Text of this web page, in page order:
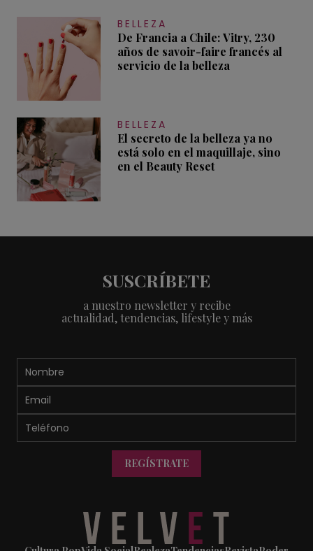
BELLEZA
De Francia a Chile: Vitry, 230
años de savoir-faire francés al
servicio de la belleza
BELLEZA
El secreto de la belleza ya no
está solo en el maquillaje, sino
en el Beauty Reset
SUSCRÍBETE
a nuestro newsletter y recibe
actualidad, tendencias, lifestyle y más
REGÍSTRATE